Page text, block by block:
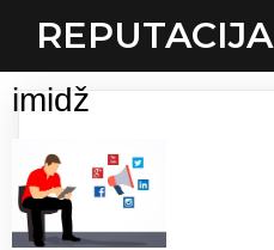
REPUTACIJA
imidž